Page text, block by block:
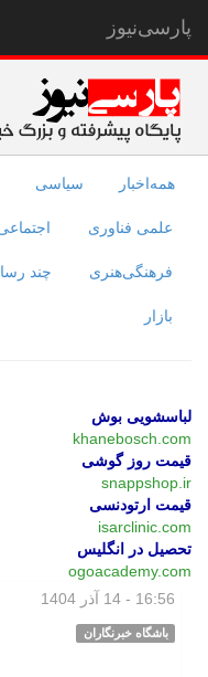
پارسی‌نیوز
همه‌اخبار سیاسی
علمی فناوری
فرهنگی‌هنری چند
بازار
لباسشویی بوش
khanebosch.com
قیمت روز گوشی
snappshop.ir
قیمت ارتودنسی
isarclinic.com
تحصیل در انگلیس
ogoacademy.com
16:56 - 14 آذر 1404
باشگاه خبرنگاران